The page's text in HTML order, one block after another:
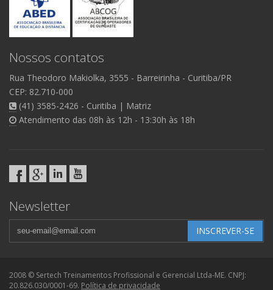
Nossos contatos
Rua Theodoro Makiolka, 3555 - Barreirinha - Curitiba/PR
CEP: 82.710-000
(41) 3585-2426 - Curitiba | Matriz
Atendimento das 08h às 12h - 13:30h às 18h
Newsletter
INSCREVER-SE
2008 © Sertech Treinamentos Profissional e Gerencial Ltda-ME. CNPJ:
20.826.030/0001-69. Política de privacidade